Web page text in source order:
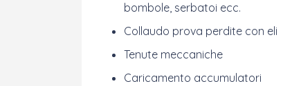
bombole, serbatoi ecc.
Collaudo prova perdite con eli
Tenute meccaniche
Caricamento accumulatori